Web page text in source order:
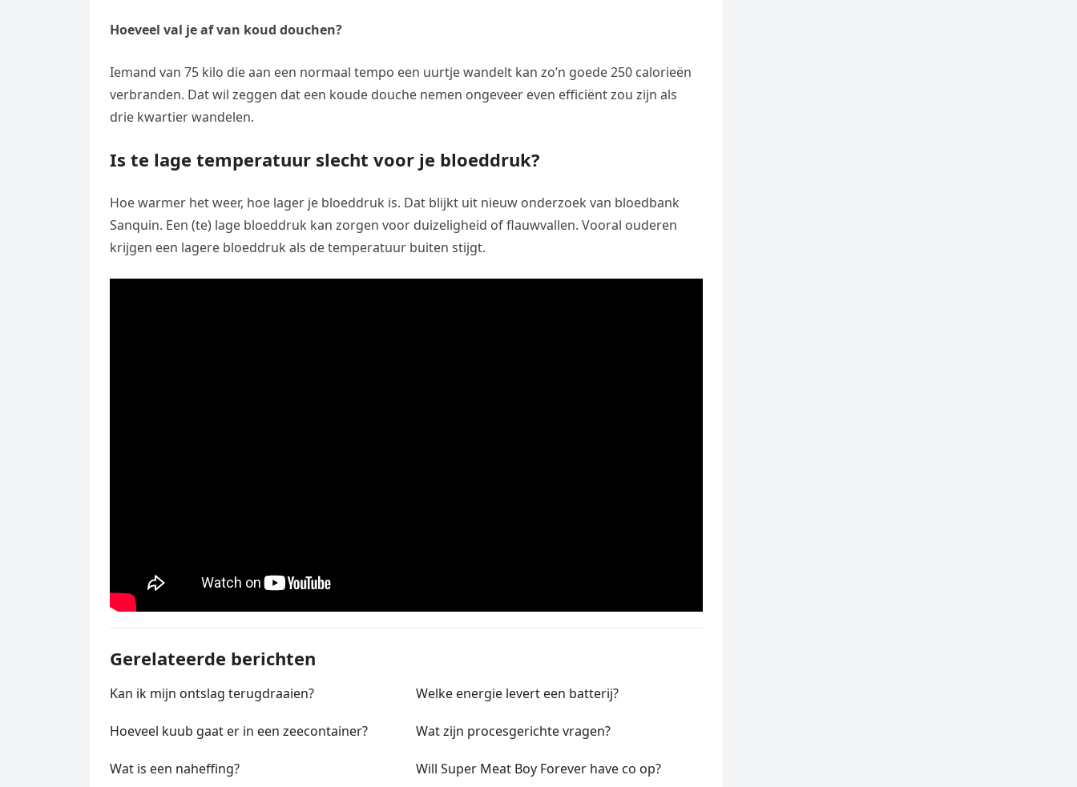
Hoeveel val je af van koud douchen?
Iemand van 75 kilo die aan een normaal tempo een uurtje wandelt kan zo’n goede 250 calorieën
verbranden. Dat wil zeggen dat een koude douche nemen ongeveer even efficiënt zou zijn als
drie kwartier wandelen.
Is te lage temperatuur slecht voor je bloeddruk?
Hoe warmer het weer, hoe lager je bloeddruk is. Dat blijkt uit nieuw onderzoek van bloedbank
Sanquin. Een (te) lage bloeddruk kan zorgen voor duizeligheid of flauwvallen. Vooral ouderen
krijgen een lagere bloeddruk als de temperatuur buiten stijgt.
Gerelateerde berichten
Kan ik mijn ontslag terugdraaien? Welke energie levert een batterij?
Hoeveel kuub gaat er in een zeecontainer? Wat zijn procesgerichte vragen?
Wat is een naheffing? Will Super Meat Boy Forever have co op?